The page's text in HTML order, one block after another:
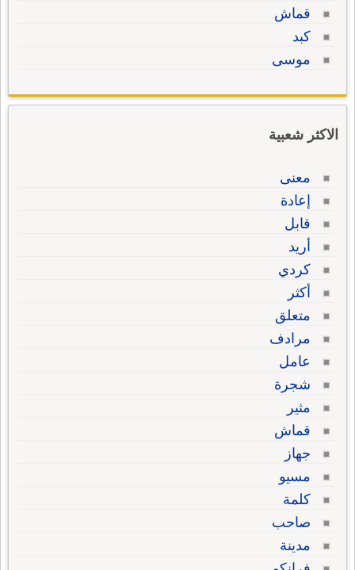
قماش
كبد
موسى
الاكثر شعبية
معنى
إعادة
قابل
أريد
كردي
أكثر
متعلق
مرادف
عامل
شجرة
مثير
قماش
جهاز
مسيو
كلمة
صاحب
مدينة